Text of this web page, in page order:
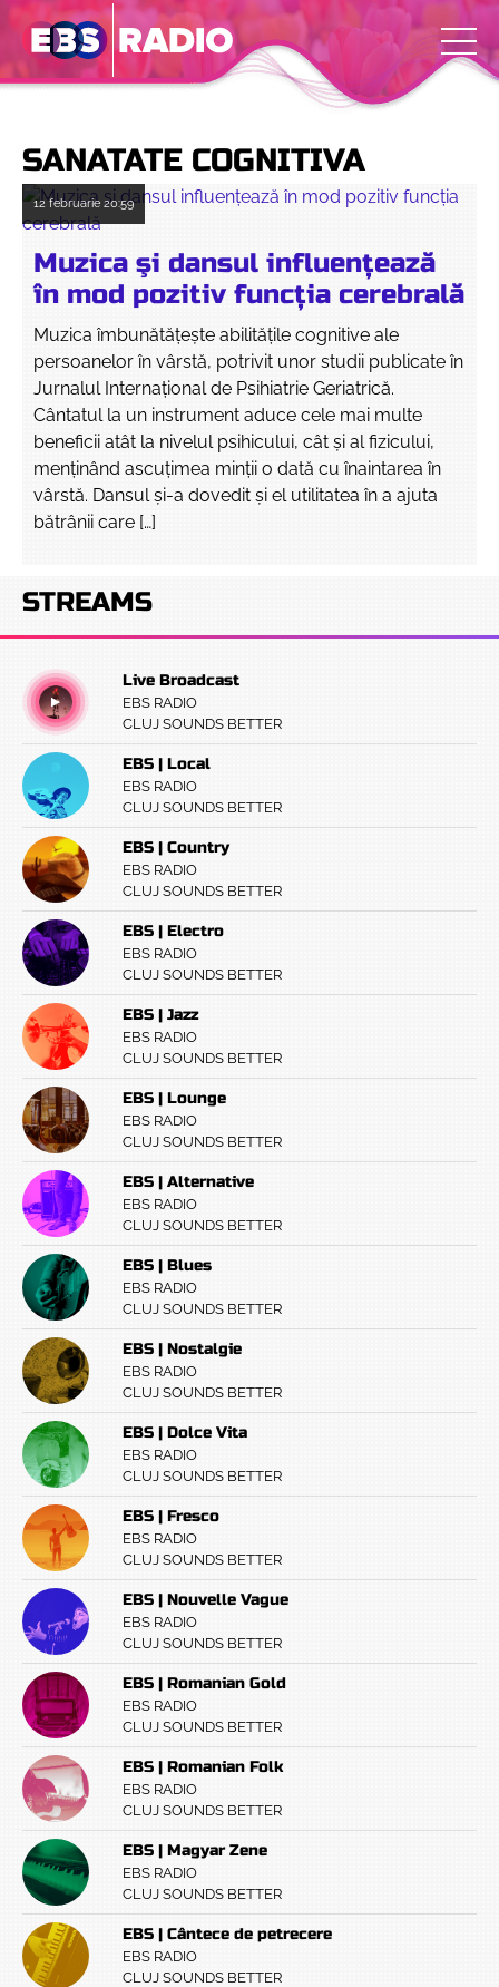
SANATATE COGNITIVA
12 februarie 20:59
Muzica şi dansul influenţează
în mod pozitiv funcţia cerebrală
Muzica îmbunătăţeşte abilităţile cognitive ale
persoanelor în vârstă, potrivit unor studii publicate în
Jurnalul Internațional de Psihiatrie Geriatrică.
Cântatul la un instrument aduce cele mai multe
beneficii atât la nivelul psihicului, cât şi al fizicului,
menţinând ascuţimea minţii o dată cu înaintarea în
vârstă. Dansul şi-a dovedit şi el utilitatea în a ajuta
bătrânii care […]
STREAMS
Live Broadcast
EBS RADIO
CLUJ SOUNDS BETTER
EBS | Local
EBS RADIO
CLUJ SOUNDS BETTER
EBS | Country
EBS RADIO
CLUJ SOUNDS BETTER
EBS | Electro
EBS RADIO
CLUJ SOUNDS BETTER
EBS | Jazz
EBS RADIO
CLUJ SOUNDS BETTER
EBS | Lounge
EBS RADIO
CLUJ SOUNDS BETTER
EBS | Alternative
EBS RADIO
CLUJ SOUNDS BETTER
EBS | Blues
EBS RADIO
CLUJ SOUNDS BETTER
EBS | Nostalgie
EBS RADIO
CLUJ SOUNDS BETTER
EBS | Dolce Vita
EBS RADIO
CLUJ SOUNDS BETTER
EBS | Fresco
EBS RADIO
CLUJ SOUNDS BETTER
EBS | Nouvelle Vague
EBS RADIO
CLUJ SOUNDS BETTER
EBS | Romanian Gold
EBS RADIO
CLUJ SOUNDS BETTER
EBS | Romanian Folk
EBS RADIO
CLUJ SOUNDS BETTER
EBS | Magyar Zene
EBS RADIO
CLUJ SOUNDS BETTER
EBS | Cântece de petrecere
EBS RADIO
CLUJ SOUNDS BETTER